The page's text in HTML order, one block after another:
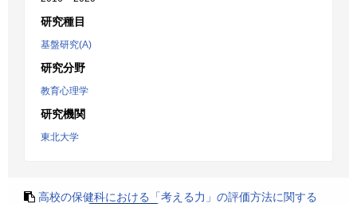
研究種目
基盤研究(A)
研究分野
教育心理学
研究機関
東北大学
高校の保健科における「考える力」の評価方法に関する